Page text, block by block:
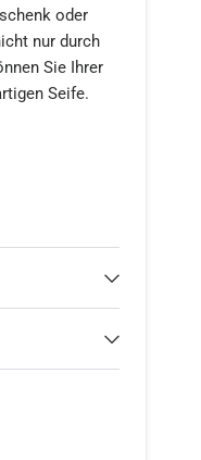
oder
nur durch
Sie Ihrer
Seife.